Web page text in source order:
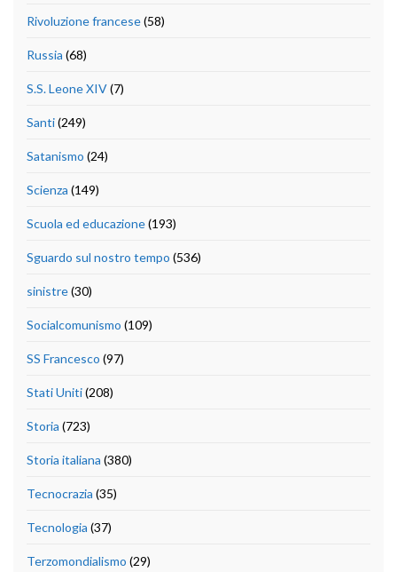
Rivoluzione francese(58)
Russia (68)
S.S. Leone XIV(7)
Santi(249)
Satanismo (24)
Scienza (149)
Scuola ed educazione(193)
Sguardo sul nostro tempo (536)
sinistre(30)
Socialcomunismo (109)
SS Francesco (97)
Stati Uniti(208)
Storia (723)
Storia italiana (380)
Tecnocrazia (35)
Tecnologia (37)
Terzomondialismo (29)